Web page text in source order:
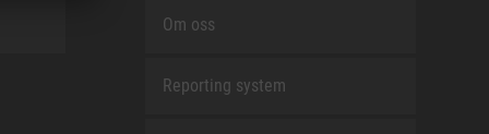
Om oss
Reporting system